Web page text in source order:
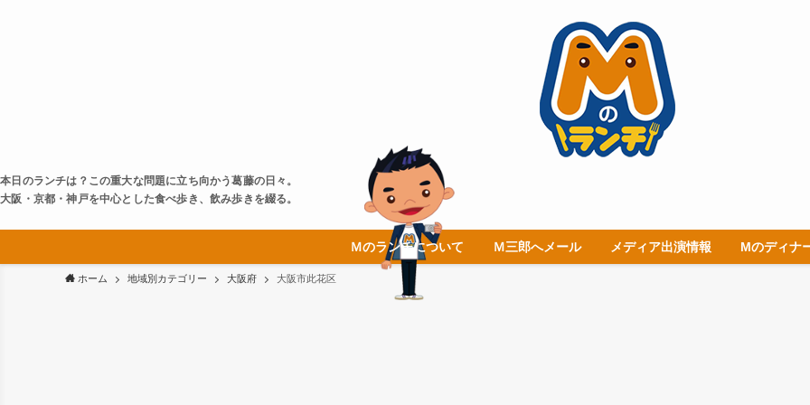
本日のランチは？この重大な問題に立ち向かう葛藤の日々。
大阪・京都・神戸を中心とした食べ歩き、飲み歩きを綴る。
Ｍのランチについて Ｍ三郎へメール メディア出演情報 Mのディナ
ホーム 地域別カテゴリー 大阪府 大阪市此花区